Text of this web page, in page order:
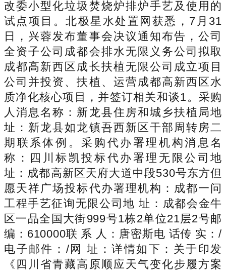
改委小型化垃圾焚烧炉排炉手艺及使用的
试点项目。北极星水处置网获悉，7月31
日，兴蓉发布董事会决议通知布告，公司
全资子公司成都会排水无限义务公司拟取
成都高新西区成长扶植无限公司成立项目
公司并投资、扶植、运营成都高新西区水
质净化核心项目，并签订相关和谈1。采购
人消息名称：新龙县住房和城乡扶植局地
址：新龙县如龙镇吾西新区干部周转房二
期联系体例。采购代办署理机构消息名
称：四川标凯投标代办署理无限公司地
址：成都高新区天府大道中段530号东方但
愿天祥广场投标代办署理机构：成都一问
工程手艺征询无限公司地 址：成都会金牛
区一品全国大街999号1栋2单位21层2号邮
编：610000联 系 人：唐密斯电 话传 实：/
电子邮件：/网 址：详情如下：关于印发
《四川省青藏高原顺应天气变化步履方案